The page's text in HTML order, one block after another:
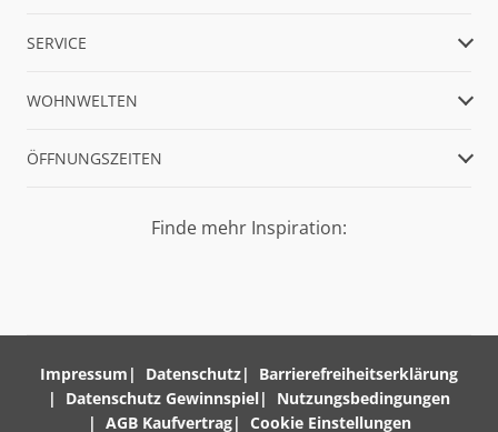
SERVICE
WOHNWELTEN
ÖFFNUNGSZEITEN
Finde mehr Inspiration:
Impressum Datenschutz
Barrierefreiheitserklärung
Datenschutz Gewinnspiel
Nutzungsbedingungen
AGB Kaufvertrag
Cookie Einstellungen